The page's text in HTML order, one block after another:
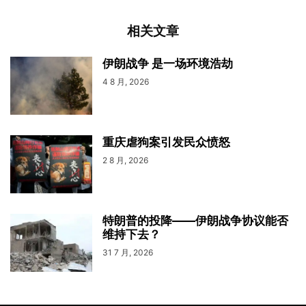
相关文章
伊朗战争 是一场环境浩劫
4 8 月, 2026
重庆虐狗案引发民众愤怒
2 8 月, 2026
特朗普的投降——伊朗战争协议能否
维持下去？
31 7 月, 2026